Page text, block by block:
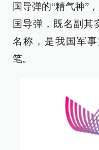
国导弹的“精气神”
国导弹，既名副其
名称，是我国军
笔。